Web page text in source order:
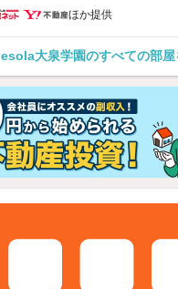
ほか提供
esola大泉学園のすべての部屋